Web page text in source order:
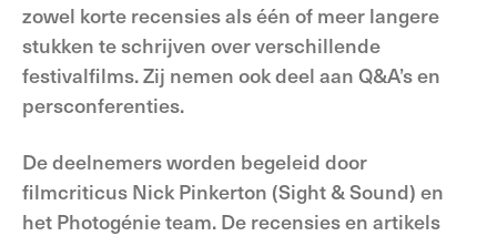
zowel korte recensies als één of meer langere
stukken te schrijven over verschillende
festivalfilms. Zij nemen ook deel aan Q&A’s en
persconferenties.
De deelnemers worden begeleid door
filmcriticus Nick Pinkerton (Sight & Sound) en
het Photogénie team. De recensies en artikels